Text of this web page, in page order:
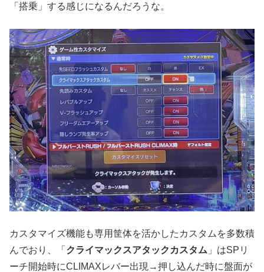
「搭乗」する感じになるんだろうな。
カスタマイズ機能も専用筐体を活かしたカスタムを多数積
んでおり、「 クライマックスアタックカスタム 」はSPリ
ーチ開始時にCLIMAXレバー出現→押し込んだ時に盤面が